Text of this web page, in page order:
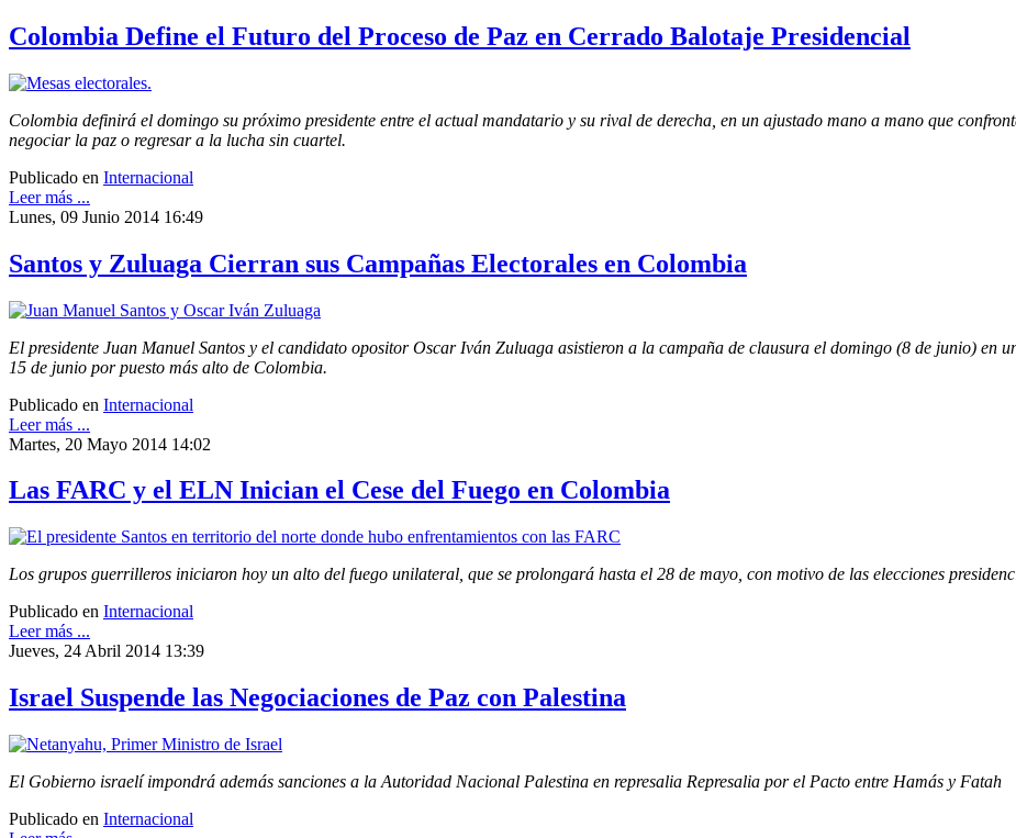
Colombia Define el Futuro del Proceso de Paz en Cerrado Balotaje Presidencial
Colombia definirá el domingo su próximo presidente entre el actual mandatario y su rival de derecha, en un ajustado mano a mano que
negociar la paz o regresar a la lucha sin cuartel.
Publicado en Internacional
Leer más ...
Lunes, 09 Junio 2014 16:49
Santos y Zuluaga Cierran sus Campañas Electorales en Colombia
El presidente Juan Manuel Santos y el candidato opositor Oscar Iván Zuluaga asistieron a la campaña de clausura el domingo (8 de junio) en
15 de junio por puesto más alto de Colombia.
Publicado en Internacional
Leer más ...
Martes, 20 Mayo 2014 14:02
Las FARC y el ELN Inician el Cese del Fuego en Colombia
Los grupos guerrilleros iniciaron hoy un alto del fuego unilateral, que se prolongará hasta el 28 de mayo, con motivo de las elecciones
Publicado en Internacional
Leer más ...
Jueves, 24 Abril 2014 13:39
Israel Suspende las Negociaciones de Paz con Palestina
El Gobierno israelí impondrá además sanciones a la Autoridad Nacional Palestina en represalia Represalia por el Pacto entre Hamás y Fatah
Publicado en Internacional